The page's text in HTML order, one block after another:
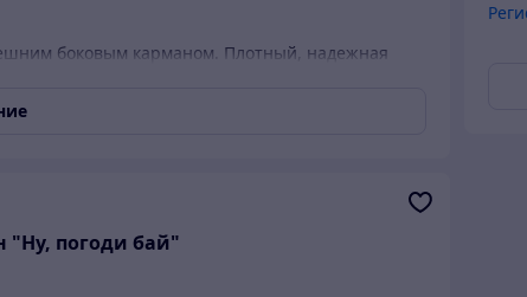
боковым карманом. Плотный, надежная
"Ну, погоди бай"